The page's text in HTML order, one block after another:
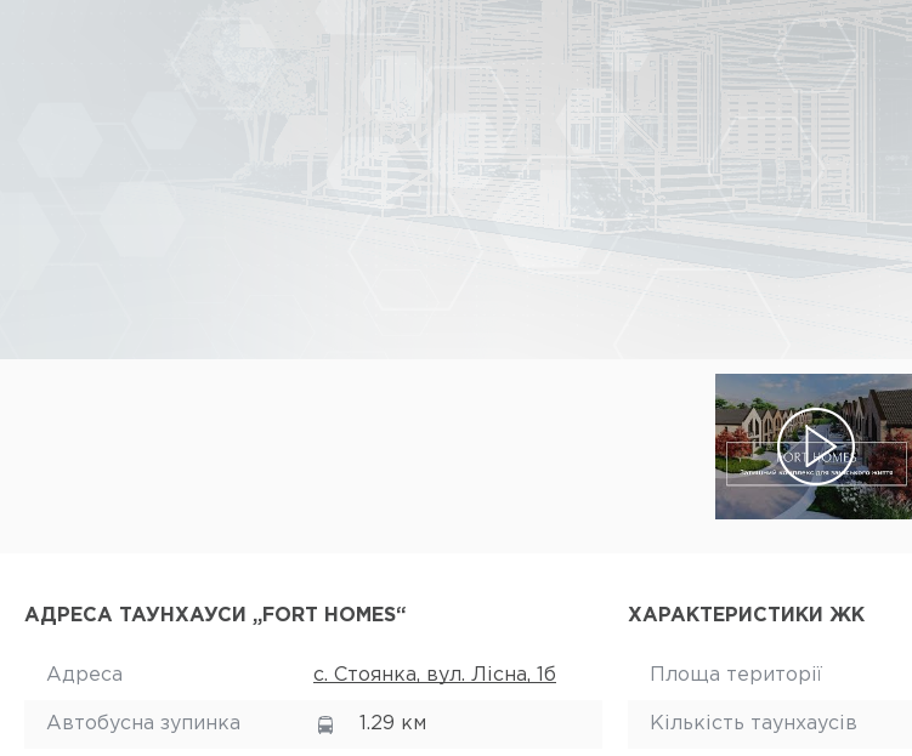
АДРЕСА ТАУНХАУСИ „FORT HOMES“
Адреса с. Стоянка, вул. Лісна, 1б
Автобусна зупинка 1.29 км
ХАРАКТЕРИСТИКИ ЖК
Площа території
Кількість таунхаусів